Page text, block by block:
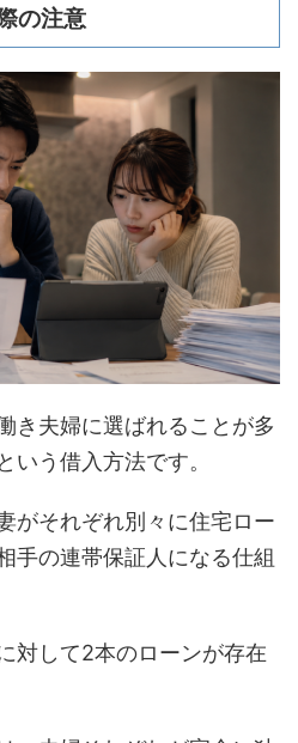
の注意
き夫婦に選ばれることが多
いう借入方法です。
がそれぞれ別々に住宅ロー
手の連帯保証人になる仕組
対して2本のローンが存在